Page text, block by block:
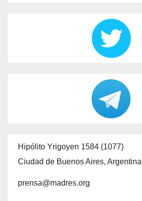
Hipólito Yrigoyen 1584 (1077)
Ciudad de Buenos Aires, Argentina
prensa@madres.org